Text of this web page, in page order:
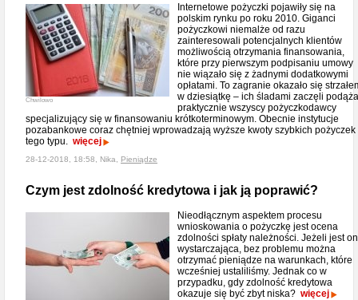
Chwilowo
Internetowe pożyczki pojawiły się na
polskim rynku po roku 2010. Giganci
pożyczkowi niemalże od razu
zainteresowali potencjalnych klientów
możliwością otrzymania finansowania,
które przy pierwszym podpisaniu umowy
nie wiązało się z żadnymi dodatkowymi
opłatami. To zagranie okazało się
w dziesiątkę – ich śladami zaczęli
praktycznie wszyscy pożyczkodawcy
specjalizujący się w finansowaniu krótkoterminowym. Obecnie instytucje
pozabankowe coraz chętniej wprowadzają wyższe kwoty szybkich pożyczek
tego typu. więcej
28-12-2018, 18:58, Nika, Pieniądze
Czym jest zdolność kredytowa i jak ją poprawić?
Nieodłącznym aspektem procesu
wnioskowania o pożyczkę jest ocena
zdolności spłaty należności. Jeżeli jest
wystarczająca, bez problemu można
otrzymać pieniądze na warunkach, które
wcześniej ustaliliśmy. Jednak co w
przypadku, gdy zdolność kredytowa
okazuje się być zbyt niska? więcej